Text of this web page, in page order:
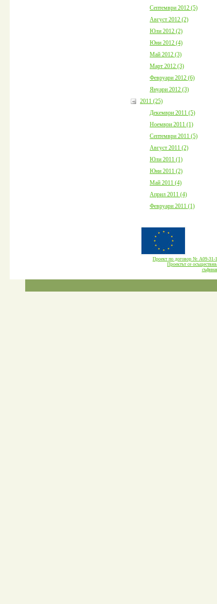
Септември 2012 (5)
Август 2012 (2)
Юли 2012 (2)
Юни 2012 (4)
Май 2012 (3)
Март 2012 (3)
Февруари 2012 (6)
Януари 2012 (3)
2011 (25)
Декември 2011 (5)
Ноември 2011 (1)
Септември 2011 (5)
Август 2011 (2)
Юли 2011 (1)
Юни 2011 (2)
Май 2011 (4)
Април 2011 (4)
Февруари 2011 (1)
Проект по договор № А09-
Проектът се